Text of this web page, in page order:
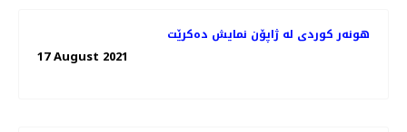
هونەر کوردی لە ژاپۆن نمایش دەکرێت
17 August 2021